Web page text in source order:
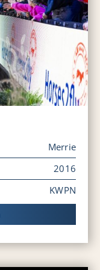
Merrie
2016
KWPN